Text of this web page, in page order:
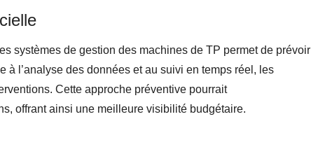
systèmes de gestion des machines de TP permet de prévoir
à l’analyse des données et au suivi en temps réel, les
Cette approche préventive pourrait
offrant ainsi une meilleure visibilité budgétaire.